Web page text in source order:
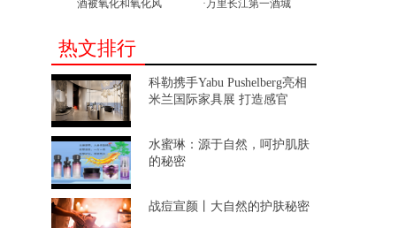
酒被氧化和氧化风
·万里长江第一酒城
热文排行
科勒携手Yabu Pushelberg亮相
米兰国际家具展 打造感官
水蜜琳：源于自然，呵护肌肤
的秘密
战痘宣颜丨大自然的护肤秘密